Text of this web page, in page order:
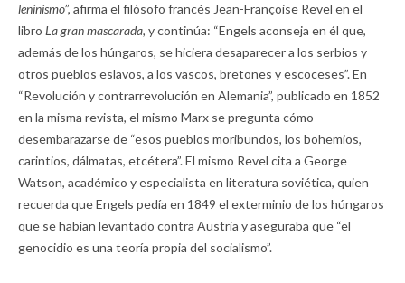
leninismo”, afirma el filósofo francés Jean-Françoise Revel en el
libro La gran mascarada, y continúa: “Engels aconseja en él que,
además de los húngaros, se hiciera desaparecer a los serbios y
otros pueblos eslavos, a los vascos, bretones y escoceses”. En
“Revolución y contrarrevolución en Alemania”, publicado en 1852
en la misma revista, el mismo Marx se pregunta cómo
desembarazarse de “esos pueblos moribundos, los bohemios,
carintios, dálmatas, etcétera”. El mismo Revel cita a George
Watson, académico y especialista en literatura soviética, quien
recuerda que Engels pedía en 1849 el exterminio de los húngaros
que se habían levantado contra Austria y aseguraba que “el
genocidio es una teoría propia del socialismo”.